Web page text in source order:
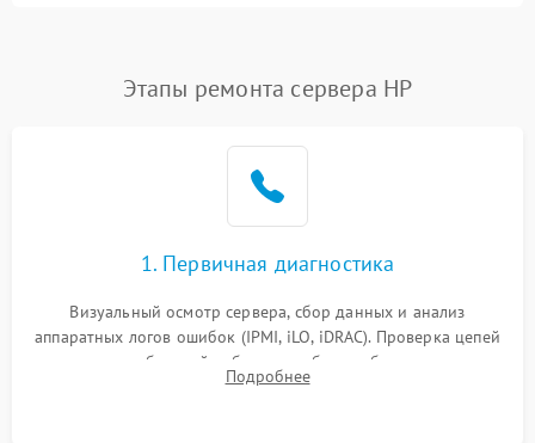
Программные сбои
Влага и внешные воздействия
Этапы ремонта сервера HP
1. Первичная диагностика
Визуальный осмотр сервера, сбор данных и анализ
аппаратных логов ошибок (IPMI, iLO, iDRAC). Проверка цепей
питания и базовой работоспособности без вскрытия
корпуса для быстрой локализации сбоя.
Подробнее